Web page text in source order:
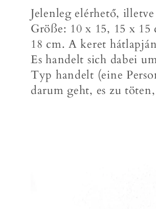
i
e
:
Jelenleg elérhető,
Größe: 10 x 15, 15 x
18 cm. A keret
Es handelt sich dabei
Typ handelt (eine
darum geht, es zu